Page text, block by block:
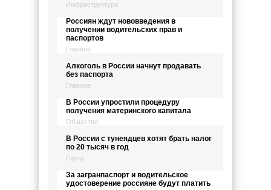
Инфраструктура
Россиян ждут нововведения в
получении водительских прав и
паспортов
Главное
Алкоголь в России начнут продавать
без паспорта
Главное
В России упростили процедуру
получения материнского капитала
Общество
В России с тунеядцев хотят брать налог
по 20 тысяч в год
Город
За загранпаспорт и водительское
удостоверение россияне будут платить